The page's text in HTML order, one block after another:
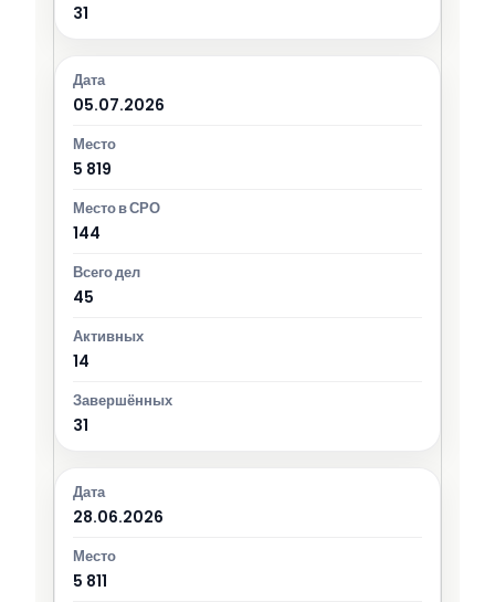
31
05.07.2026
5 819
144
45
14
31
28.06.2026
5 811